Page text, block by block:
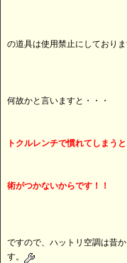
の道具は使用禁止にしておりま
何故かと言いますと・・・
トクルレンチで慣れてしまう
術がつかないからです！！
ですので、ハットリ空調は昔
す。